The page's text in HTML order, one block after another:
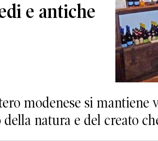
e antiche
modenese si
natura e del creato